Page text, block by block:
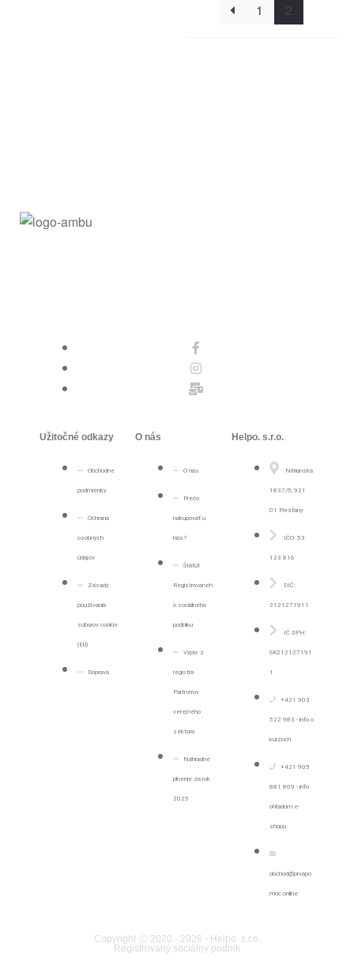
1 2
Užitočné odkazy
Obchodné
podmienky
Ochrana
osobných
údajov
Zásady
používania
súborov cookie
(EÚ)
Doprava
O nás
O nás
Prečo
nakupovať u
nás?
Štátút
Registrovanéh
o sociálneho
podniku
Výpis z
registra
Partnerov
verejného
sektora
Náhradné
plnenie za rok
2025
Helpo. s.r.o.
Nitrianska
1837/5, 921
01 Piešťany
IČO: 53
123 816
DIČ:
2121271911
IČ DPH:
SK212127191
1
+421 903
522 983 - info o
kurzoch
+421 905
881 809 - info
ohľadom e-
shopu
obchod@prvapo
moc.online
Copyright Ⓒ 2020 - 2026 - Helpo. s.r.o.
Registrovaný sociálny podnik